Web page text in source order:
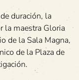
duración, la
la maestra Gloria
de la Sala Magna,
de la Plaza de